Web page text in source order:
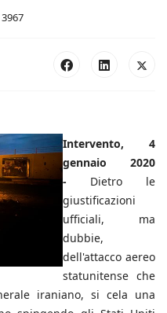
Intervento, 4
gennaio 2020
- Dietro le
giustificazioni
ufficiali, ma
dubbie,
dell'attacco aereo
statunitense che
iraniano, si cela una